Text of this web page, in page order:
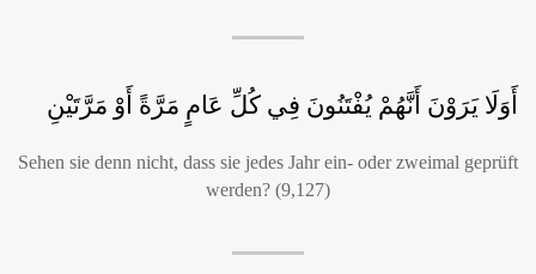
أَوَلَا يَرَوْنَ أَنَّهُمْ يُفْتَنُونَ فِي كُلِّ عَامٍ مَرَّةً أَوْ مَرَّتَيْنِ
Sehen sie denn nicht, dass sie jedes Jahr ein- oder zweimal geprüft
werden? (9,127)